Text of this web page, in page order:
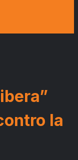
la